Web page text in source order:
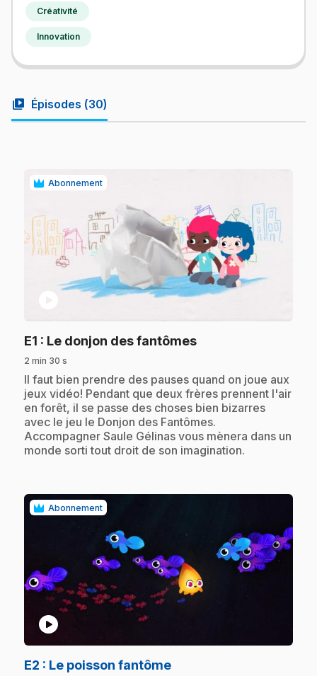
Créativité
Innovation
video_library Épisodes (30)
Abonnement
E1 : Le donjon des fantômes.
2 min 30 s
.Il faut bien prendre des pauses quand on joue aux
jeux vidéo! Pendant que deux frères prennent l'air
en forêt, il se passe des choses bien bizarres
avec le jeu le Donjon des Fantômes.
Accompagner Saule Gélinas vous mènera dans un
monde sorti tout droit de son imagination.
Abonnement
play_circle
E2 : Le poisson fantôme.